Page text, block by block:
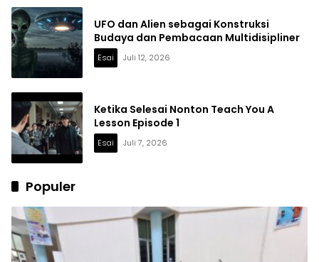
UFO dan Alien sebagai Konstruksi
Budaya dan Pembacaan Multidisipliner
Esai Juli 12, 2026
Ketika Selesai Nonton Teach You A
Lesson Episode 1
Esai Juli 7, 2026
Populer